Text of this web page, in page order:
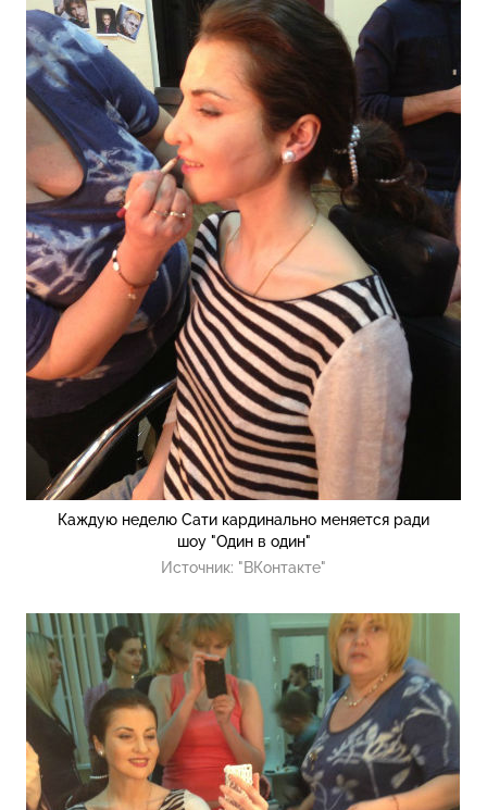
Каждую неделю Сати кардинально меняется ради
шоу "Один в один"
Источник: "ВКонтакте"